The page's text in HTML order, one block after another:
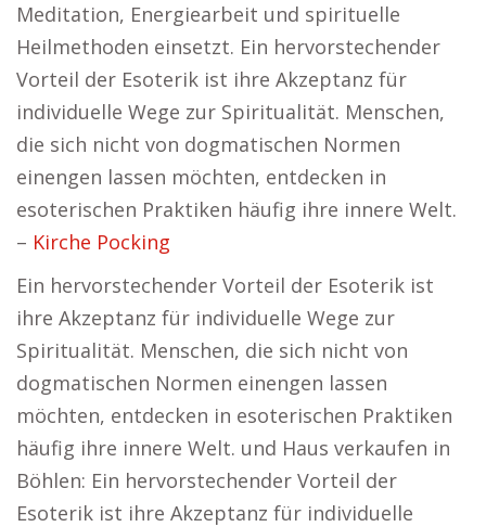
Meditation, Energiearbeit und spirituelle
Heilmethoden einsetzt. Ein hervorstechender
Vorteil der Esoterik ist ihre Akzeptanz für
individuelle Wege zur Spiritualität. Menschen,
die sich nicht von dogmatischen Normen
einengen lassen möchten, entdecken in
esoterischen Praktiken häufig ihre innere Welt.
– Kirche Pocking
Ein hervorstechender Vorteil der Esoterik ist
ihre Akzeptanz für individuelle Wege zur
Spiritualität. Menschen, die sich nicht von
dogmatischen Normen einengen lassen
möchten, entdecken in esoterischen Praktiken
häufig ihre innere Welt. und Haus verkaufen in
Böhlen: Ein hervorstechender Vorteil der
Esoterik ist ihre Akzeptanz für individuelle